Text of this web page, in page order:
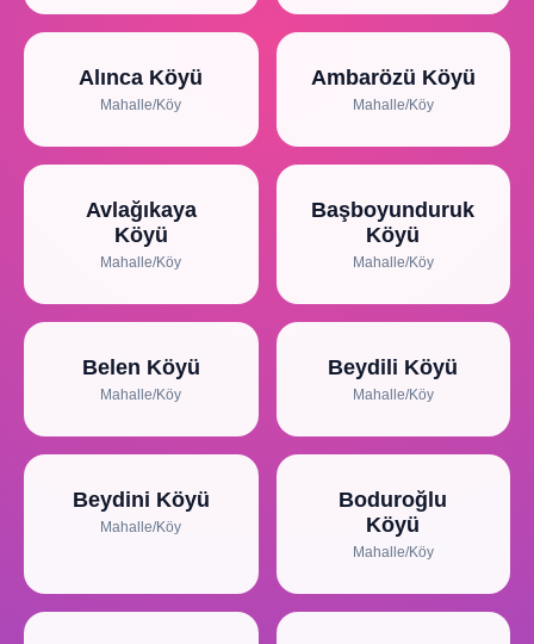
Alınca Köyü
Mahalle/Köy
Ambarözü Köyü
Mahalle/Köy
Avlağıkaya
Köyü
Mahalle/Köy
Başboyunduruk
Köyü
Mahalle/Köy
Belen Köyü
Mahalle/Köy
Beydili Köyü
Mahalle/Köy
Beydini Köyü
Mahalle/Köy
Boduroğlu
Köyü
Mahalle/Köy